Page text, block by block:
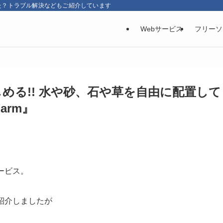
トラブル解決などもご紹介しています
Webサービス フリー
る!! 水や砂、石や草を自由に配置して
』
ス。
介しましたが